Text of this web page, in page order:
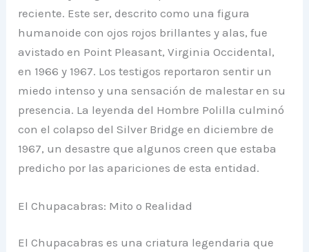
reciente. Este ser, descrito como una figura
humanoide con ojos rojos brillantes y alas, fue
avistado en Point Pleasant, Virginia Occidental,
en 1966 y 1967. Los testigos reportaron sentir un
miedo intenso y una sensación de malestar en su
presencia. La leyenda del Hombre Polilla culminó
con el colapso del Silver Bridge en diciembre de
1967, un desastre que algunos creen que estaba
predicho por las apariciones de esta entidad.
El Chupacabras: Mito o Realidad
El Chupacabras es una criatura legendaria que